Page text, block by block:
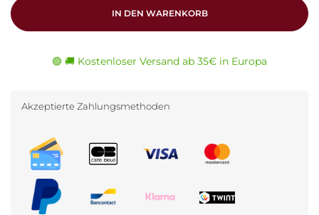
IN DEN WARENKORB
🟢 🚚 Kostenloser Versand ab 35€ in Europa
Akzeptierte Zahlungsmethoden